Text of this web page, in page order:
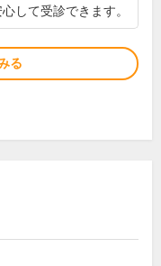
して受診できます。
る